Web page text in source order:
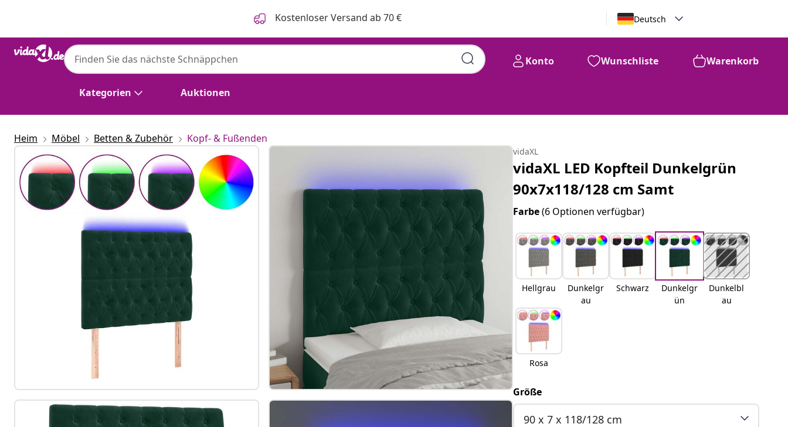
Kostenloser Versand ab 70 € Deutsch
Kategorien Auktionen
Konto Wunschliste Warenkorb
Heim Möbel Betten & Zubehör Kopf- & Fußenden
vidaXL
vidaXL LED Kopfteil Dunkelgrün
90x7x118/128 cm Samt
Farbe(6 Optionen verfügbar)
Hellgrau
Dunkelgr
au
Schwarz
Dunkelgr
ün
Dunkelbl
au
Rosa
Größe
90 x 7 x 118/128 cm